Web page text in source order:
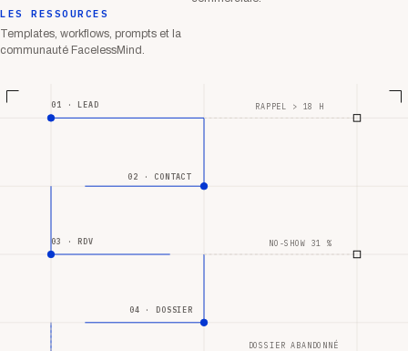
LES RESSOURCES
Templates, workflows, prompts et la
communauté FacelessMind.
01 · LEAD
02 · CONTACT
03 · RDV
04 · DOSSIER
RAPPEL > 18 H
NO-SHOW 31 %
DOSSIER ABANDONNÉ